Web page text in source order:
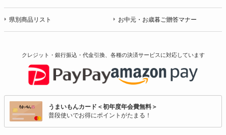
県別商品リスト お中元・お歳暮ご贈答マナー
クレジット・銀行振込・代金引換、各種の決済サービスに対応しています
うまいもんカード＜初年度年会費無料＞
普段使いでお得にポイントがたまる！